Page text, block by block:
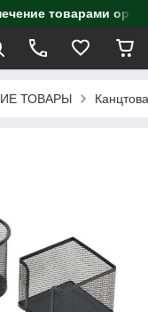
товарами
ТОВАРЫ